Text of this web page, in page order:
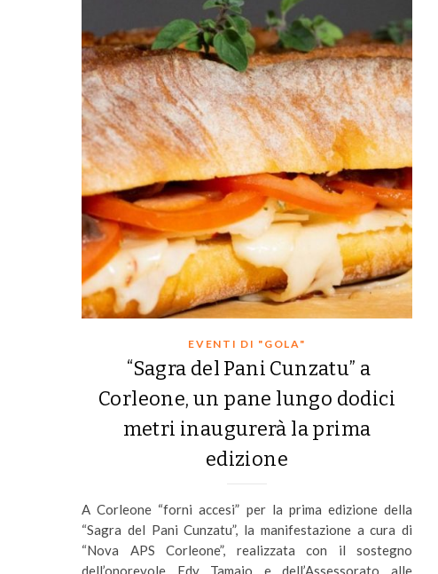
EVENTI DI "GOLA"
“Sagra del Pani Cunzatu” a
Corleone, un pane lungo dodici
metri inaugurerà la prima
edizione
A Corleone “forni accesi” per la prima edizione della
“Sagra del Pani Cunzatu”, la manifestazione a cura di
“Nova APS Corleone”, realizzata con il sostegno
dell’onorevole Edy Tamajo e dell’Assessorato alle